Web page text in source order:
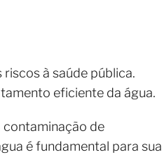
à saúde pública.
eficiente da água.
contaminação de
é fundamental para sua